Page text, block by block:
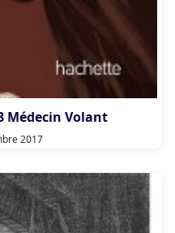
Médecin Volant
2017